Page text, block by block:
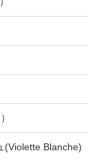
(Violette Blanche)